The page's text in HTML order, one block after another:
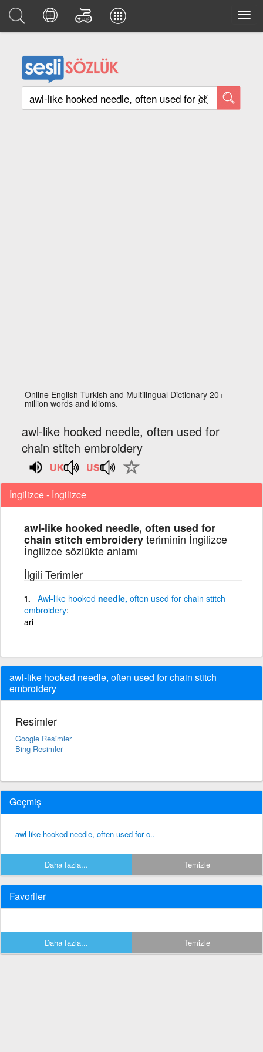
Online English Turkish and Multilingual Dictionary 20+
million words and idioms.
awl-like hooked needle, often used for
chain stitch embroidery
İngilizce - İngilizce
awl-like hooked needle, often used for
chain stitch embroideryteriminin İngilizce
İngilizce sözlükte anlamı
İlgili Terimler
Awl-like hooked needle, often used for chain stitch
embroidery
ari
awl-like hooked needle, often used for chain stitch
embroidery
Resimler
Google Resimler
Bing Resimler
Geçmiş
awl-like hooked needle, often used for c..
Daha fazla... Temizle
Favoriler
Daha fazla... Temizle